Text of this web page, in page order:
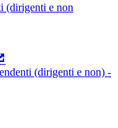
(dirigenti e non
(dirigenti e non) -